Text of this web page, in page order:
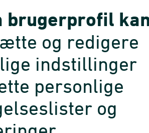
brugerprofil
og redigere
indstillinger
personlige
og